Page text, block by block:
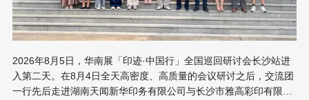
2026年8月5日，华南展「印迹·中国行」全国巡回研讨会长沙站进
入第二天。在8月4日全天高密度、高质量的会议研讨之后，交流团
一行先后走进湖南天闻新华印务有限公司与长沙市雅高彩印有限公